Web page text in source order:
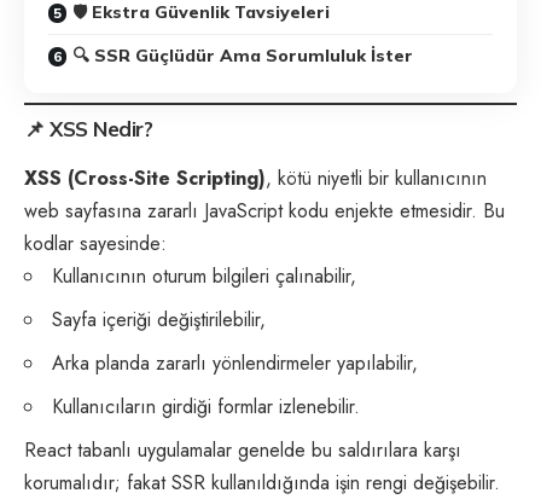
🛡️ Ekstra Güvenlik Tavsiyeleri
🔍 SSR Güçlüdür Ama Sorumluluk İster
📌 XSS Nedir?
XSS (Cross-Site Scripting), kötü niyetli bir kullanıcının
web sayfasına zararlı JavaScript kodu enjekte etmesidir. Bu
kodlar sayesinde:
Kullanıcının oturum bilgileri çalınabilir,
Sayfa içeriği değiştirilebilir,
Arka planda zararlı yönlendirmeler yapılabilir,
Kullanıcıların girdiği formlar izlenebilir.
React tabanlı uygulamalar genelde bu saldırılara karşı
korumalıdır; fakat SSR kullanıldığında işin rengi değişebilir.